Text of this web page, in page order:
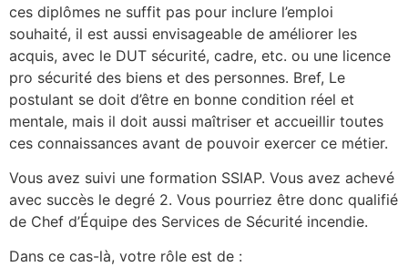
ces diplômes ne suffit pas pour inclure l’emploi
souhaité, il est aussi envisageable de améliorer les
acquis, avec le DUT sécurité, cadre, etc. ou une licence
pro sécurité des biens et des personnes. Bref, Le
postulant se doit d’être en bonne condition réel et
mentale, mais il doit aussi maîtriser et accueillir toutes
ces connaissances avant de pouvoir exercer ce métier.
Vous avez suivi une formation SSIAP. Vous avez achevé
avec succès le degré 2. Vous pourriez être donc qualifié
de Chef d’Équipe des Services de Sécurité incendie.
Dans ce cas-là, votre rôle est de :